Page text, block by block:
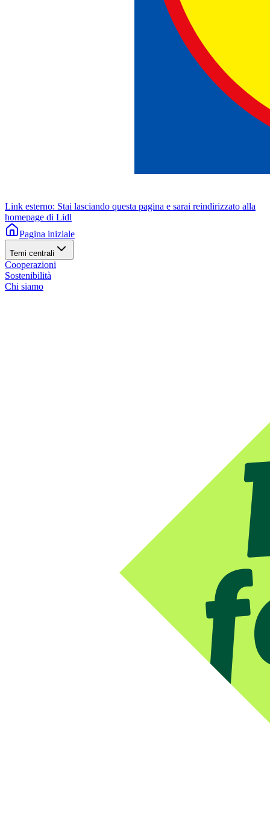
Link esterno: Stai lasciando questa pagina e sarai reindirizzato alla
homepage di Lidl
Pagina iniziale
Temi centrali
Cooperazioni
Sostenibilità
Chi siamo